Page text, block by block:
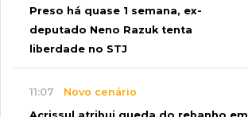
Preso há quase 1 semana, ex-
deputado Neno Razuk tenta
liberdade no STJ
11:07 Novo cenário